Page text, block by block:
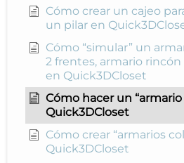
Cómo crear un cajeo
un pilar en
Cómo “simular” un
2 frentes, armario
en Quick3DCloset
Cómo hacer un
Quick3DCloset
Cómo crear “armarios
Quick3DCloset